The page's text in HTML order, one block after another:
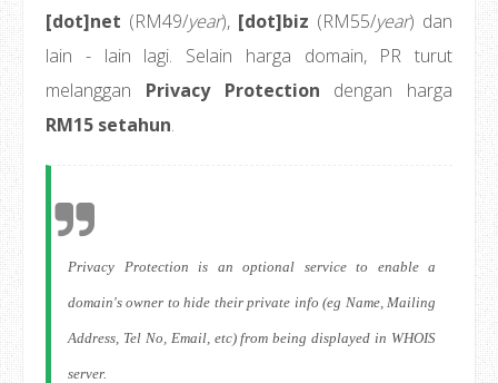
[dot]net (RM49/year), [dot]biz (RM55/year) dan
lain - lain lagi. Selain harga domain, PR turut
melanggan Privacy Protection dengan harga
RM15 setahun.
Privacy Protection is an optional service to enable a
domain's owner to hide their private info (eg Name, Mailing
Address, Tel No, Email, etc) from being displayed in WHOIS
server.